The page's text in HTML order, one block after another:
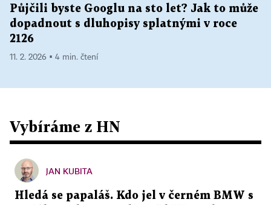
Půjčili byste Googlu na sto let? Jak to může
dopadnout s dluhopisy splatnými v roce
2126
11. 2. 2026 ▪ 4 min. čtení
Vybíráme z HN
JAN KUBITA
Hledá se papaláš. Kdo jel v černém BMW s